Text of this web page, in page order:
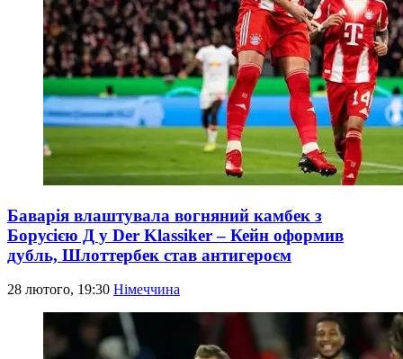
Баварія влаштувала вогняний камбек з
Борусією Д у Der Klassiker – Кейн оформив
дубль, Шлоттербек став антигероєм
28 лютого, 19:30 Німеччина